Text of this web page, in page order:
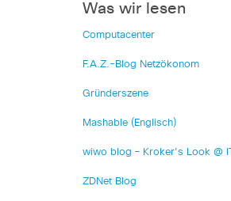
Was wir lesen
Computacenter
F.A.Z.-Blog Netzökonom
Gründerszene
Mashable (Englisch)
wiwo blog – Kroker's Look @ IT
ZDNet Blog